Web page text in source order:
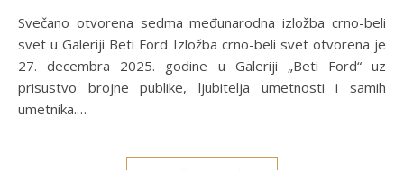
Svečano otvorena sedma međunarodna izložba crno-beli
svet u Galeriji Beti Ford Izložba crno-beli svet otvorena je
27. decembra 2025. godine u Galeriji „Beti Ford“ uz
prisustvo brojne publike, ljubitelja umetnosti i samih
umetnika.…